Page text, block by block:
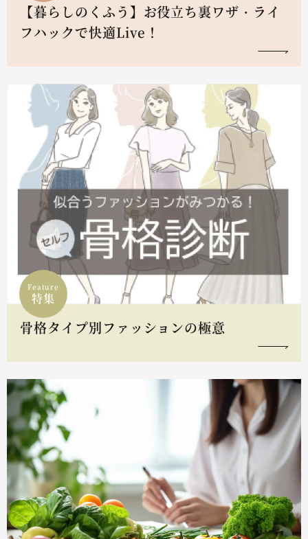
【暮らしのくふう】お役立ち裏ワザ・ライ
フハックで快適Live！
Feature
特集
骨格タイプ別ファッションの極意